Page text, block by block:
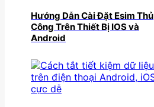
Hướng Dẫn Cài Đặt Esim Thủ
Công Trên Thiết Bị IOS và
Android